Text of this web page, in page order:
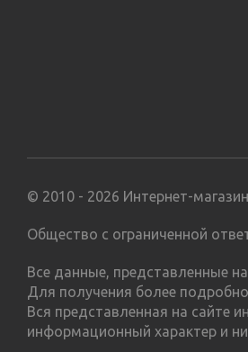
© 2010 - 2026 Интернет-
Общество с ограниченной
Все данные, представленные
Для получения более
Вся представленная на сайте
информационный характер и ни